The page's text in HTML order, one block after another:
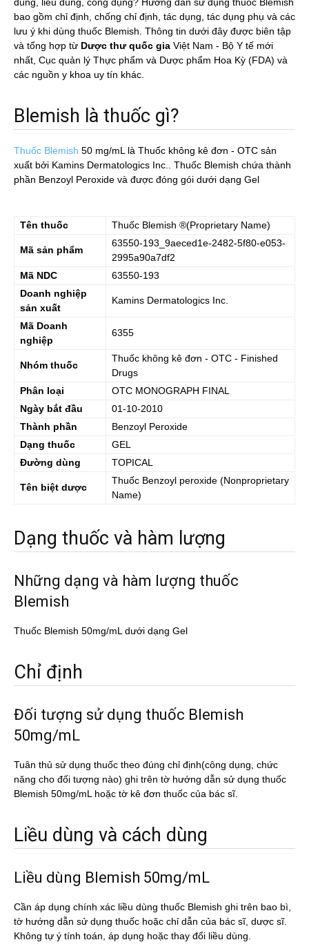
bao gồm chỉ định, chống chỉ định, tác dụng, tác dụng phụ và các
lưu ý khi dùng thuốc Blemish. Thông tin dưới đây được biên tập
và tổng hợp từ Dược thư quốc gia Việt Nam - Bộ Y tế mới
nhất, Cục quản lý Thực phẩm và Dược phẩm Hoa Kỳ (FDA) và
các nguồn y khoa uy tín khác.
Blemish là thuốc gì?
Thuốc Blemish 50 mg/mL là Thuốc không kê đơn - OTC sản
xuất bởi Kamins Dermatologics Inc.. Thuốc Blemish chứa thành
phần Benzoyl Peroxide và được đóng gói dưới dạng Gel
Tên thuốc Thuốc Blemish ®(Proprietary Name)
Mã sản phẩm
63550-193_9aeced1e-2482-5f80-e053-
2995a90a7df2
Mã NDC
63550-193
Doanh nghiệp
sản xuất
Kamins Dermatologics Inc.
Mã Doanh
nghiệp
6355
Nhóm thuốc
Thuốc không kê đơn - OTC - Finished
Drugs
Phân loại
OTC MONOGRAPH FINAL
Ngày bắt đầu
01-10-2010
Thành phần
Benzoyl Peroxide
Dạng thuốc
GEL
Đường dùng
TOPICAL
Tên biệt dược
Thuốc Benzoyl peroxide (Nonproprietary
Name)
Dạng thuốc và hàm lượng
Những dạng và hàm lượng thuốc
Blemish
Thuốc Blemish 50mg/mL dưới dạng Gel
Chỉ định
Đối tượng sử dụng thuốc Blemish
50mg/mL
Tuân thủ sử dụng thuốc theo đúng chỉ định(công dụng, chức
năng cho đối tượng nào) ghi trên tờ hướng dẫn sử dụng thuốc
Blemish 50mg/mL hoặc tờ kê đơn thuốc của bác sĩ.
Liều dùng và cách dùng
Liều dùng Blemish 50mg/mL
Cần áp dụng chính xác liều dùng thuốc Blemish ghi trên bao bì,
tờ hướng dẫn sử dụng thuốc hoặc chỉ dẫn của bác sĩ, dược sĩ.
Không tự ý tính toán, áp dụng hoặc thay đổi liều dùng.